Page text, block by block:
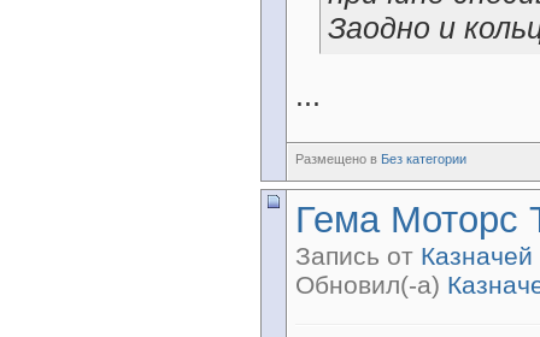
Заодно и
...
Размещено в Без категории
Гема Моторс
Запись от Казначей
Обновил(-а)